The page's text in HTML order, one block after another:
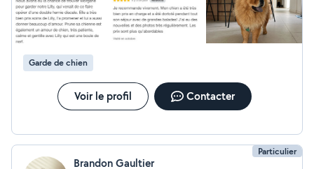
Garde de chien
Voir le profil Contacter
Particulier
Brandon Gaultier